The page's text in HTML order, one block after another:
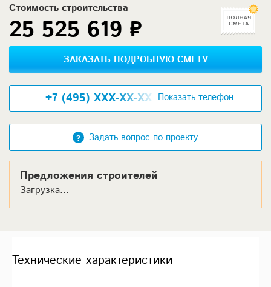
Стоимость строительства
25 525 619 ₽
ЗАКАЗАТЬ ПОДРОБНУЮ СМЕТУ
+7 (495) XXX-XX-XX Показать телефон
Задать вопрос по проекту
Предложения строителей
Загрузка...
Технические характеристики